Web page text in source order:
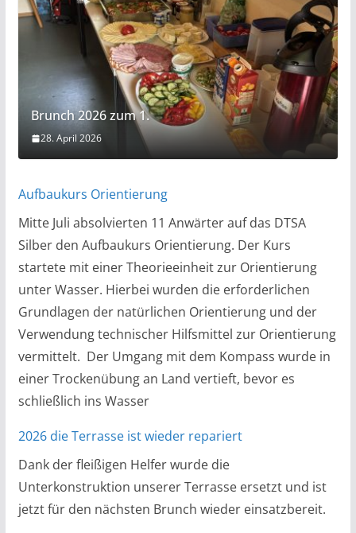
Brunch 2026 zum 1.
28. April 2026
Aufbaukurs Orientierung
Mitte Juli absolvierten 11 Anwärter auf das DTSA
Silber den Aufbaukurs Orientierung. Der Kurs
startete mit einer Theorieeinheit zur Orientierung
unter Wasser. Hierbei wurden die erforderlichen
Grundlagen der natürlichen Orientierung und der
Verwendung technischer Hilfsmittel zur Orientierung
vermittelt. Der Umgang mit dem Kompass wurde in
einer Trockenübung an Land vertieft, bevor es
schließlich ins Wasser
2026 die Terrasse ist wieder repariert
Dank der fleißigen Helfer wurde die
Unterkonstruktion unserer Terrasse ersetzt und ist
jetzt für den nächsten Brunch wieder einsatzbereit.